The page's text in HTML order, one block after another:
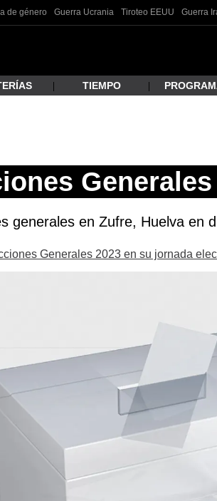
de género Guerra Ucrania Tiroteo EEUU Guerra
buscando?
TIEMPO
generales en Zufre, Huelva en
Generales 2023 en su jornada